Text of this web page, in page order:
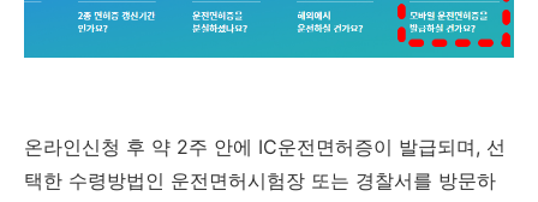
온라인신청 후 약 2주 안에 IC운전면허증이 발급되며, 선
택한 수령방법인 운전면허시험장 또는 경찰서를 방문하